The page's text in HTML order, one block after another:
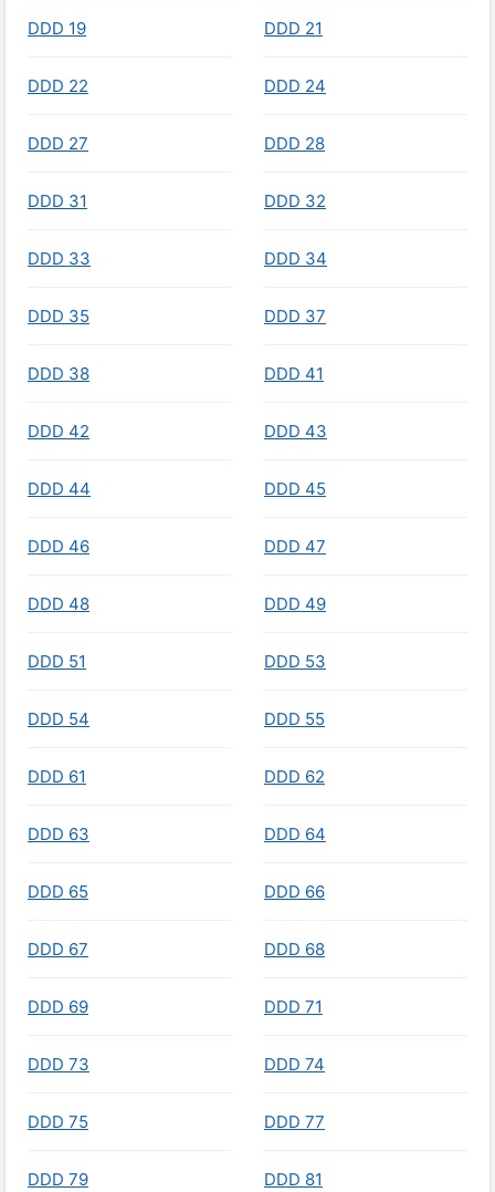
DDD 19 DDD 21
DDD 22 DDD 24
DDD 27 DDD 28
DDD 31 DDD 32
DDD 33 DDD 34
DDD 35 DDD 37
DDD 38 DDD 41
DDD 42 DDD 43
DDD 44 DDD 45
DDD 46 DDD 47
DDD 48 DDD 49
DDD 51 DDD 53
DDD 54 DDD 55
DDD 61 DDD 62
DDD 63 DDD 64
DDD 65 DDD 66
DDD 67 DDD 68
DDD 69 DDD 71
DDD 73 DDD 74
DDD 75 DDD 77
DDD 79 DDD 81